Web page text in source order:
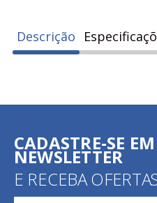
Descrição
CADASTRE-SE
NEWSLETTER
E RECEBA